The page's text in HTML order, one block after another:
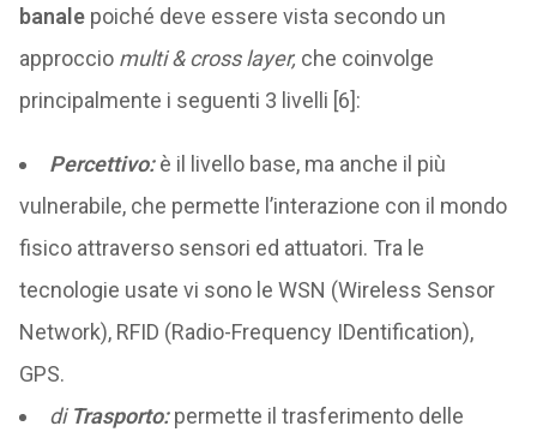
banalepoiché deve essere vista secondo un
approccio multi & cross layer, che coinvolge
principalmente i seguenti 3 livelli [6]:
Percettivo:è il livello base, ma anche il più
vulnerabile, che permette l’interazione con il mondo
fisico attraverso sensori ed attuatori. Tra le
tecnologie usate vi sono le WSN (Wireless Sensor
Network), RFID (Radio-Frequency IDentification),
GPS.
di Trasporto:permette il trasferimento delle